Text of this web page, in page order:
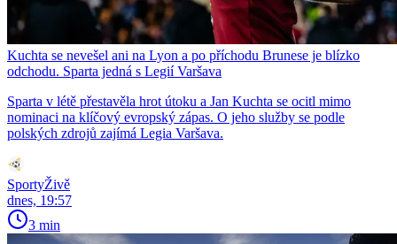
Kuchta se nevešel ani na Lyon a po příchodu Brunese je blízko
odchodu. Sparta jedná s Legií Varšava
Sparta v létě přestavěla hrot útoku a Jan Kuchta se ocitl mimo
nominaci na klíčový evropský zápas. O jeho služby se podle
polských zdrojů zajímá Legia Varšava.
SportyŽivě
dnes, 19:57
3 min